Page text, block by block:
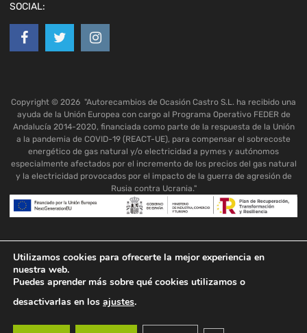
SOCIAL:
Copyright © 2026 "Autorecambios de Ocasión Castro S.L. ha recibido una
ayuda de la Unión Europea con cargo al Programa Operativo FEDER de
Andalucía 2014-2020, financiada como parte de la respuesta de la Unión
a la pandemia de COVID-19 (REACT-UE), para compensar el sobrecoste
energético de gas natural y/o electricidad a pymes y autónomos
especialmente afectados por el incremento de los precios del gas natural
y la electricidad provocados por el impacto de la guerra de agresión de
Rusia contra Ucrania."
Utilizamos cookies para ofrecerte la mejor experiencia en
nuestra web.
Puedes aprender más sobre qué cookies utilizamos o
desactivarlas en los ajustes.